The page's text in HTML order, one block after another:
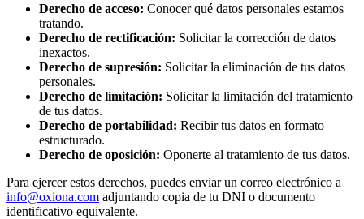
Derecho de acceso: Conocer qué datos personales estamos
tratando.
Derecho de rectificación: Solicitar la corrección de datos
inexactos.
Derecho de supresión: Solicitar la eliminación de tus datos
personales.
Derecho de limitación: Solicitar la limitación del tratamiento
de tus datos.
Derecho de portabilidad: Recibir tus datos en formato
estructurado.
Derecho de oposición: Oponerte al tratamiento de tus datos.
Para ejercer estos derechos, puedes enviar un correo electrónico a
info@oxiona.com adjuntando copia de tu DNI o documento
identificativo equivalente.